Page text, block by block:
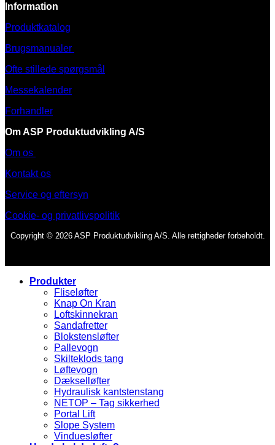
Information
Produktkatalog
Brugsmanualer
Ofte stillede spørgsmål
Messekalender
Forhandler
Om ASP Produktudvikling A/S
Om os
Kontakt os
Service og eftersyn
Cookie- og privatlivspolitik
Copyright © 2026 ASP Produktudvikling A/S. Alle rettigheder forbeholdt.
Produkter
Fliseløfter
Knap On Kran
Loftskinnekran
Sandafretter
Blokstensløfter
Pallevogn
Skilteklods tang
Løftevogn
Dækselløfter
Hydraulisk kantstenstang
NETOP – Tag sikkerhed
Portal Lift
Slope System
Vinduesløfter